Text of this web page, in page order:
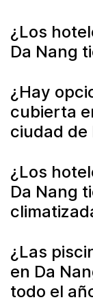
¿Los
Da Nang
¿Hay
cubierta
ciudad de
¿Los
Da Nang
¿Las
en Da
todo el